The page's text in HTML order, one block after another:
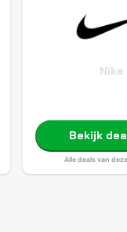
Nike
Bekijk
Alle deals van